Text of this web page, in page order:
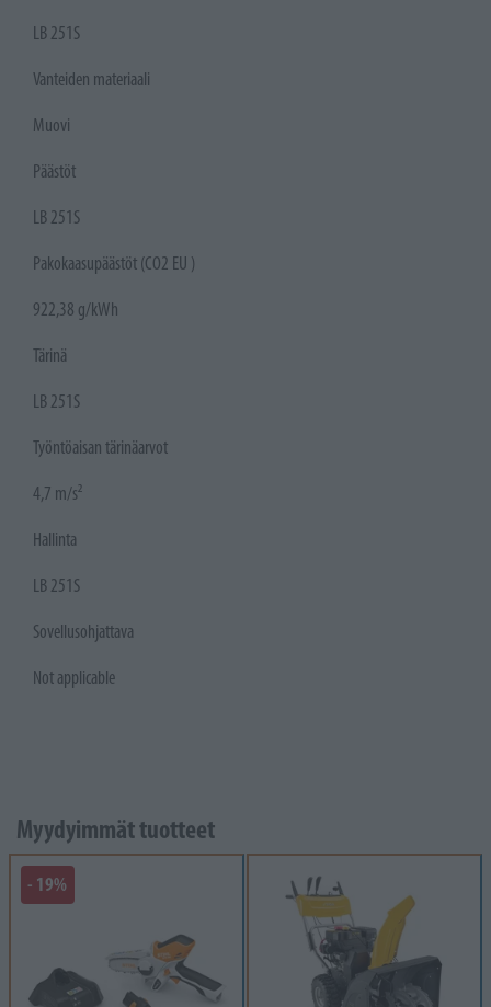
LB 251S
Vanteiden materiaali
Muovi
Päästöt
LB 251S
Pakokaasupäästöt (CO2 EU )
922,38 g/kWh
Tärinä
LB 251S
Työntöaisan tärinäarvot
4,7 m/s²
Hallinta
LB 251S
Sovellusohjattava
Not applicable
Myydyimmät tuotteet
- 19%